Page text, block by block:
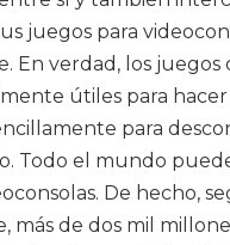
juegos para
En verdad, los juegos
útiles para
para
Todo el mundo
De hecho,
más de dos mil